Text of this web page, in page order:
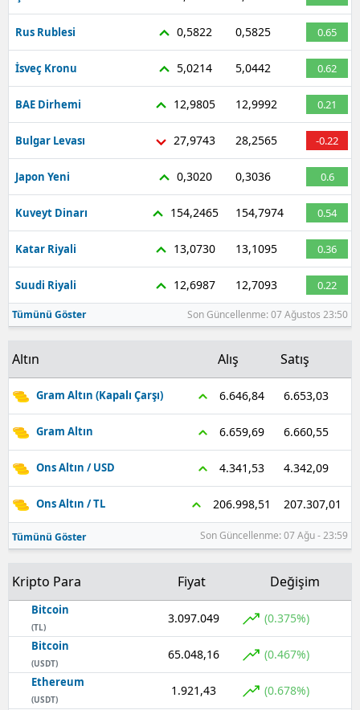
Malatya
Kahramanmaraş
Mardin
Muğla
Nevşehir
Niğde
Ordu
Rize
Sakarya
Siirt
Sinop
Sivas
Tekirdağ
Tokat
Trabzon
Tunceli
Şanlıurfa
Uşak
Rus Rublesi 0,5822 0,5825 0.65
İsveç Kronu 5,0214 5,0442 0.62
BAE Dirhemi 12,9805 12,9992 0.21
Bulgar Levası 27,9743 28,2565 -0.22
Japon Yeni 0,3020 0,3036 0.6
Kuveyt Dinarı 154,2465 154,7974 0.54
Katar Riyali 13,0730 13,1095 0.36
Suudi Riyali 12,6987 12,7093 0.22
Tümünü Göster Son Güncellenme: 07 Ağustos 23:50
Altın Alış Satış
Gram Altın (Kapalı Çarşı) 6.646,84 6.653,03
Gram Altın 6.659,69 6.660,55
Ons Altın / USD 4.341,53 4.342,09
Ons Altın / TL 206.998,51 207.307,01
Tümünü Göster Son Güncellenme: 07 Ağu - 23:59
Kripto Para Fiyat Değişim
Bitcoin
(TL)
3.097.049 (0.375%)
Bitcoin
(USDT)
65.048,16 (0.467%)
Ethereum
(USDT)
1.921,43 (0.678%)